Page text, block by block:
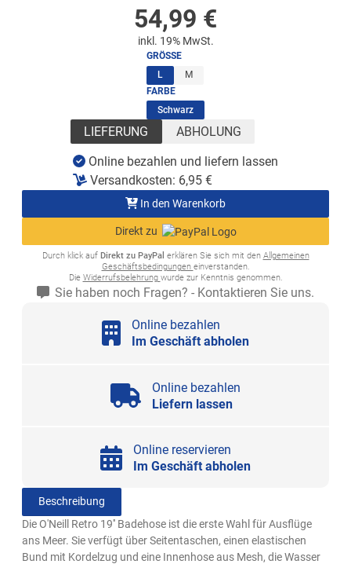
54,99 €
inkl. 19% MwSt.
GRÖSSE
L (ausgewählt)
M
FARBE
Schwarz(ausgewählt)
LIEFERUNG ABHOLUNG
Online bezahlen und liefern lassen
Versandkosten: 6,95 €
In den Warenkorb
Direkt zu
Durch klick auf Direkt zu PayPal erklären Sie sich mit den Allgemeinen
Geschäftsbedingungen einverstanden.
Die Widerrufsbelehrung wurde zur Kenntnis genommen.
Sie haben noch Fragen? - Kontaktieren Sie uns.
Online bezahlen
Im Geschäft abholen
Online bezahlen
Liefern lassen
Online reservieren
Im Geschäft abholen
Beschreibung
Die O'Neill Retro 19'' Badehose ist die erste Wahl für Ausflüge
ans Meer. Sie verfügt über Seitentaschen, einen elastischen
Bund mit Kordelzug und eine Innenhose aus Mesh, die Wasser